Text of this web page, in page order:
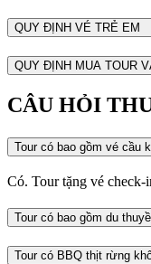
QUY ĐỊNH VÉ TRẺ EM
QUY ĐỊNH MUA TOUR
CÂU HỎI
Tour có bao gồm vé cầu
Có. Tour tặng vé
Tour có bao gồm du
Tour có BBQ thịt rừng